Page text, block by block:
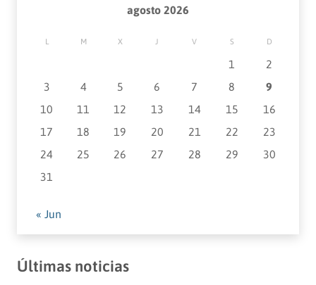
agosto 2026
L M X J V S D
1
2
3
4 5 6 7 8
9
10
11 12 13 14 15
16
17
18 19 20 21 22
23
24
25 26 27 28 29
30
31
« Jun
Últimas noticias